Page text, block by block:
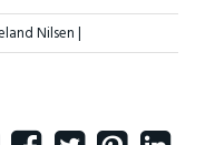
Nilsen |